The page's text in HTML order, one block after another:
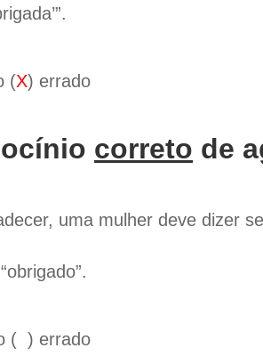
(X) errado
correto de
uma mulher deve dizer
( ) errado